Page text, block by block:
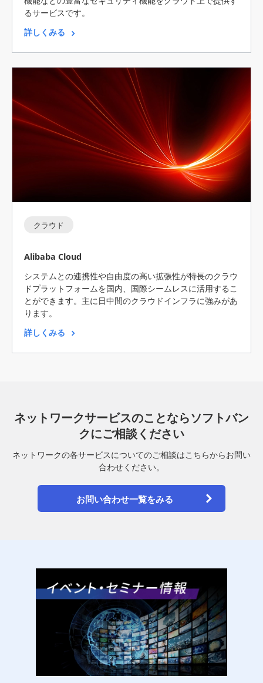
るサービスです。
詳しくみる
クラウド
Alibaba Cloud
システムとの連携性や自由度の高い拡張性が特長のクラウ
ドプラットフォームを国内、国際シームレスに活用するこ
とができます。主に日中間のクラウドインフラに強みがあ
ります。
詳しくみる
ネットワークサービスのことならソフトバン
クにご相談ください
ネットワークの各サービスについてのご相談はこちらからお問い
合わせください。
お問い合わせ一覧をみる